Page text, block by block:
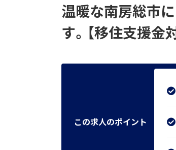
温暖な南房総市に
す。【移住支援金
この求人のポイント